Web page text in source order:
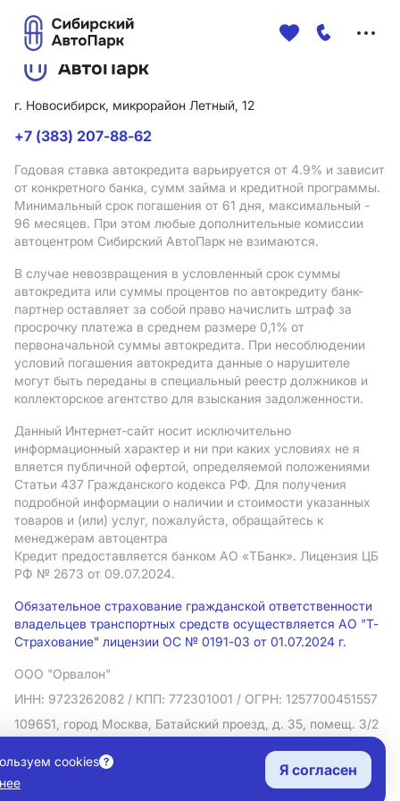
г. Новосибирск, микрорайон Летный, 12
+7 (383) 207-88-62
Годовая ставка автокредита варьируется от 4.9% и зависит
от конкретного банка, сумм займа и кредитной программы.
Минимальный срок погашения от 61 дня, максимальный -
96 месяцев. При этом любые дополнительные комиссии
автоцентром Сибирский АвтоПарк не взимаются.
В случае невозвращения в условленный срок суммы
автокредита или суммы процентов по автокредиту банк-
партнер оставляет за собой право начислить штраф за
просрочку платежа в среднем размере 0,1% от
первоначальной суммы автокредита. При несоблюдении
условий погашения автокредита данные о нарушителе
могут быть переданы в специальный реестр должников и
коллекторское агентство для взыскания задолженности.
Данный Интернет-сайт носит исключительно
информационный характер и ни при каких условиях не я
вляется публичной офертой, определяемой положениями
Статьи 437 Гражданского кодекса РФ. Для получения
подробной информации о наличии и стоимости указанных
товаров и (или) услуг, пожалуйста, обращайтесь к
менеджерам автоцентра
Кредит предоставляется банком АO «ТБанк». Лицензия ЦБ
РФ № 2673 от 09.07.2024.
Обязательное страхование гражданской ответственности
владельцев транспортных средств осуществляется АО "Т-
Страхование" лицензии ОС № 0191-03 от 01.07.2024 г.
ООО "Орвалон"
ИНН: 9723262082 / КПП: 772301001 / ОГРН: 1257700451557
109651, город Москва, Батайский проезд, д. 35, помещ. 3/2
Политика в отношении обработки персональных данных
Согласие на рекламную рассылку
Правовая информация
cookies
Я согласен